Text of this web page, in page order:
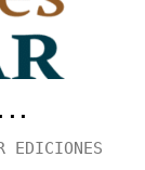
EDICIONES